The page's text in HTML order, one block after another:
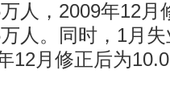
人，2009年12月
人。同时，1月
12月修正后为